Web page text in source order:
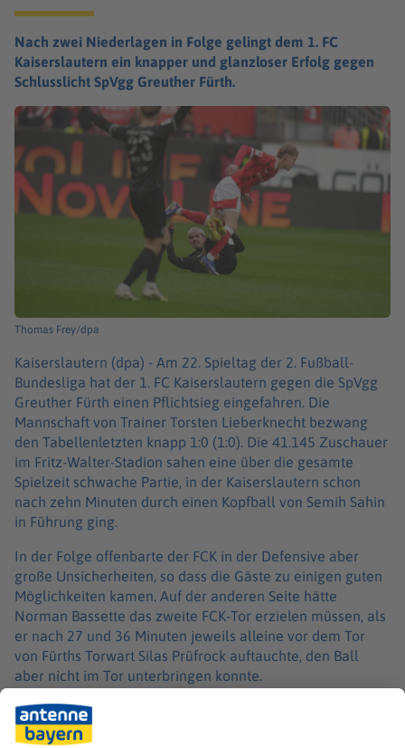
Nach zwei Niederlagen in Folge gelingt dem 1. FC
Kaiserslautern ein knapper und glanzloser Erfolg gegen
Schlusslicht SpVgg Greuther Fürth.
Thomas Frey/dpa
Kaiserslautern (dpa) - Am 22. Spieltag der 2. Fußball-
Bundesliga hat der 1. FC Kaiserslautern gegen die SpVgg
Greuther Fürth einen Pflichtsieg eingefahren. Die
Mannschaft von Trainer Torsten Lieberknecht bezwang
den Tabellenletzten knapp 1:0 (1:0). Die 41.145 Zuschauer
im Fritz-Walter-Stadion sahen eine über die gesamte
Spielzeit schwache Partie, in der Kaiserslautern schon
nach zehn Minuten durch einen Kopfball von Semih Sahin
in Führung ging.
In der Folge offenbarte der FCK in der Defensive aber
große Unsicherheiten, so dass die Gäste zu einigen guten
Möglichkeiten kamen. Auf der anderen Seite hätte
Norman Bassette das zweite FCK-Tor erzielen müssen, als
er nach 27 und 36 Minuten jeweils alleine vor dem Tor
von Fürths Torwart Silas Prüfrock auftauchte, den Ball
aber nicht im Tor unterbringen konnte.
Nach Wiederanpfiff waren die Fürther die aktivere
Mannschaft. Paul Wills Tor nach 49 Minuten fand nach